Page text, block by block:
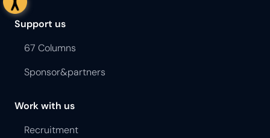
Support us
67 Columns
Sponsor&partners
Work with us
Recruitment